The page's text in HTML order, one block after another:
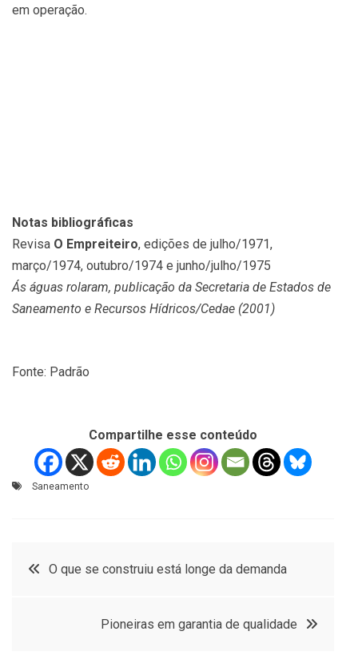
em operação.
Notas bibliográficas
Revisa O Empreiteiro, edições de julho/1971,
março/1974, outubro/1974 e junho/julho/1975
Ás águas rolaram, publicação da Secretaria de Estados de
Saneamento e Recursos Hídricos/Cedae (2001)
Fonte: Padrão
Compartilhe esse conteúdo
Saneamento
Navegação
O que se construiu está longe da demanda
Pioneiras em garantia de qualidade